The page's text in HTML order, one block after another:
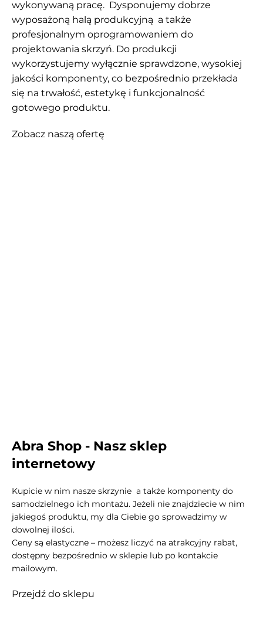
wykonywaną pracę. Dysponujemy dobrze
wyposażoną halą produkcyjną a także
profesjonalnym oprogramowaniem do
projektowania skrzyń. Do produkcji
wykorzystujemy wyłącznie sprawdzone, wysokiej
jakości komponenty, co bezpośrednio przekłada
się na trwałość, estetykę i funkcjonalność
gotowego produktu.
Zobacz naszą ofertę
Abra Shop - Nasz sklep
internetowy
Kupicie w nim nasze skrzynie a także komponenty do
samodzielnego ich montażu. Jeżeli nie znajdziecie w nim
jakiegoś produktu, my dla Ciebie go sprowadzimy w
dowolnej ilości.
Ceny są elastyczne – możesz liczyć na atrakcyjny rabat,
dostępny bezpośrednio w sklepie lub po kontakcie
mailowym.
Przejdź do sklepu